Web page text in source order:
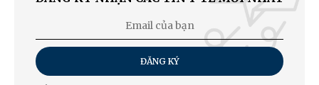
ĐĂNG KÝ